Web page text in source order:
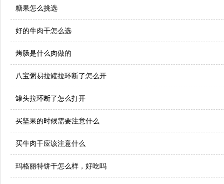
糖果怎么挑选
好的牛肉干怎么选
烤肠是什么肉做的
八宝粥易拉罐拉环断了怎么开
罐头拉环断了怎么打开
买坚果的时候需要注意什么
买牛肉干应该注意什么
玛格丽特饼干怎么样，好吃吗